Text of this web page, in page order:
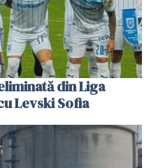
din Liga
Levski Sofia